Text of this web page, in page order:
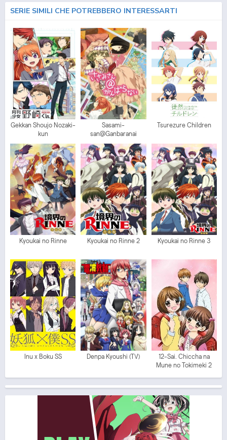
SERIE SIMILI CHE POTREBBERO INTERESSARTI
Gekkan Shoujo Nozaki-
kun
Sasami-
san@Ganbaranai
Tsurezure Children
Kyoukai no Rinne Kyoukai no Rinne 2 Kyoukai no Rinne 3
Inu x Boku SS Denpa Kyoushi (TV)
12-Sai. Chiccha na
Mune no Tokimeki 2